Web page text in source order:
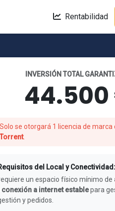
Rentabilidad
INVERSIÓN TOTAL
Solo se otorgará 1 licencia de marca
Torrent.
del Local y Conectividad:
un espacio físico mínimo de
conexión a internet establepara
y pedidos.